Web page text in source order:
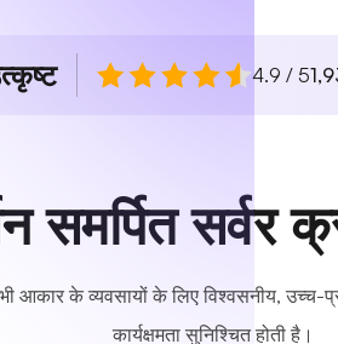
4.9 / 5
समर्पित सर्वर
आकार के व्यवसायों के लिए विश्वसनीय,
कार्यक्षमता सुनिश्चित होती है।